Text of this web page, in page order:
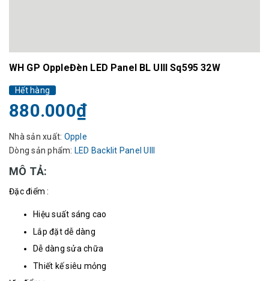
WH GP OppleĐèn LED Panel BL UIII Sq595 32W
Hết hàng
880.000₫
Nhà sản xuất: Opple
Dòng sản phẩm: LED Backlit Panel Ulll
MÔ TẢ:
Đặc điểm :
Hiệu suất sáng cao
Lắp đặt dễ dàng
Dễ dàng sửa chữa
Thiết kế siêu mỏng